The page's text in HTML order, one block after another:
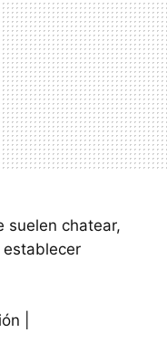
suelen chatear,
|